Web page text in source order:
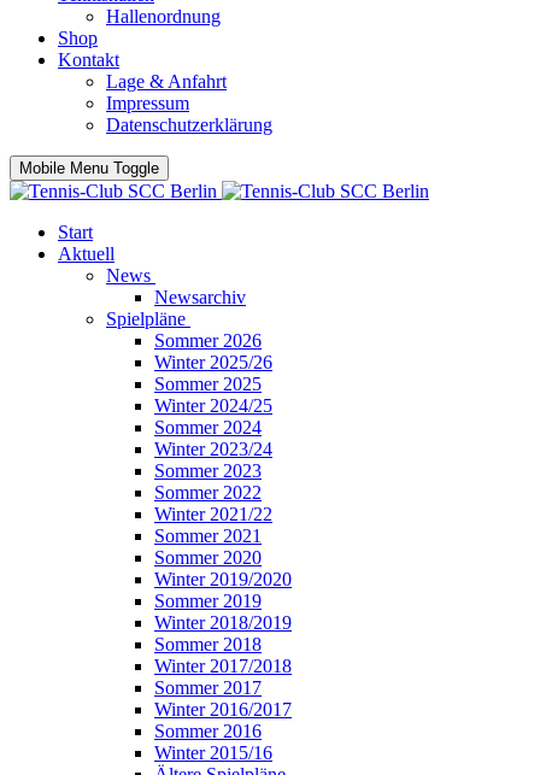
Hallenordnung
Shop
Kontakt
Lage & Anfahrt
Impressum
Datenschutzerklärung
Mobile Menu Toggle
Start
Aktuell
News
Newsarchiv
Spielpläne
Sommer 2026
Winter 2025/26
Sommer 2025
Winter 2024/25
Sommer 2024
Winter 2023/24
Sommer 2023
Sommer 2022
Winter 2021/22
Sommer 2021
Sommer 2020
Winter 2019/2020
Sommer 2019
Winter 2018/2019
Sommer 2018
Winter 2017/2018
Sommer 2017
Winter 2016/2017
Sommer 2016
Winter 2015/16